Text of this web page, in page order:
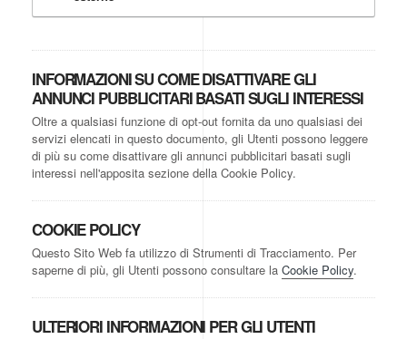
INFORMAZIONI SU COME DISATTIVARE GLI
ANNUNCI PUBBLICITARI BASATI SUGLI INTERESSI
Oltre a qualsiasi funzione di opt-out fornita da uno qualsiasi dei
servizi elencati in questo documento, gli Utenti possono leggere
di più su come disattivare gli annunci pubblicitari basati sugli
interessi nell'apposita sezione della Cookie Policy.
COOKIE POLICY
Questo Sito Web fa utilizzo di Strumenti di Tracciamento. Per
saperne di più, gli Utenti possono consultare la Cookie Policy.
ULTERIORI INFORMAZIONI PER GLI UTENTI